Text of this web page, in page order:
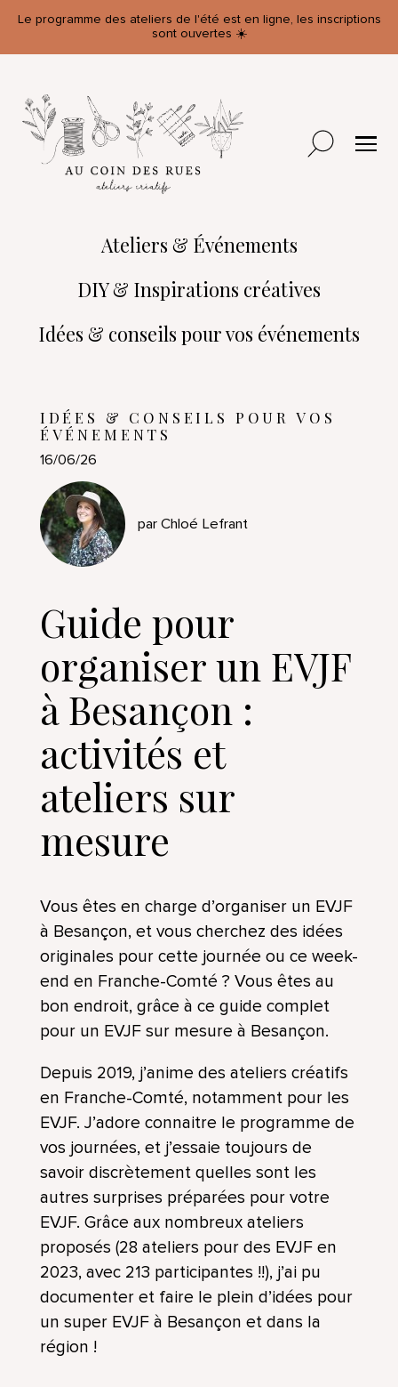
Le programme des ateliers de l'été est en ligne, les inscriptions
sont ouvertes ☀️
Ateliers & Événements
DIY & Inspirations créatives
Idées & conseils pour vos événements
IDÉES & CONSEILS POUR VOS
ÉVÉNEMENTS
16/06/26
par Chloé Lefrant
Guide pour
organiser un EVJF
à Besançon :
activités et
ateliers sur
mesure
Vous êtes en charge d’organiser un EVJF
à Besançon, et vous cherchez des idées
originales pour cette journée ou ce week-
end en Franche-Comté ? Vous êtes au
bon endroit, grâce à ce guide complet
pour un EVJF sur mesure à Besançon.
Depuis 2019, j’anime des ateliers créatifs
en Franche-Comté, notamment pour les
EVJF. J’adore connaitre le programme de
vos journées, et j’essaie toujours de
savoir discrètement quelles sont les
autres surprises préparées pour votre
EVJF. Grâce aux nombreux ateliers
proposés (28 ateliers pour des EVJF en
2023, avec 213 participantes !!), j’ai pu
documenter et faire le plein d’idées pour
un super EVJF à Besançon et dans la
région !